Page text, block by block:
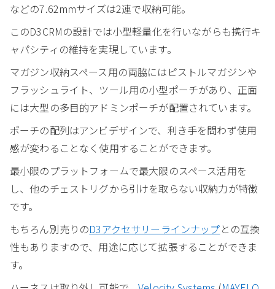
などの7.62mmサイズは2連で収納可能。
このD3CRMの設計では小型軽量化を行いながらも携行キ
ャパシティの維持を実現しています。
マガジン収納スペース用の両脇にはピストルマガジンや
フラッシュライト、ツール用の小型ポーチがあり、正面
には大型の多目的アドミンポーチが配置されています。
ポーチの配列はアンビデザインで、利き手を問わず使用
感が変わることなく使用することができます。
最小限のプラットフォームで最大限のスペース活用を
し、他のチェストリグから引けを取らない収納力が特徴
です。
もちろん別売りのD3アクセサリーラインナップとの互換
性もありますので、用途に応じて拡張することができま
す。